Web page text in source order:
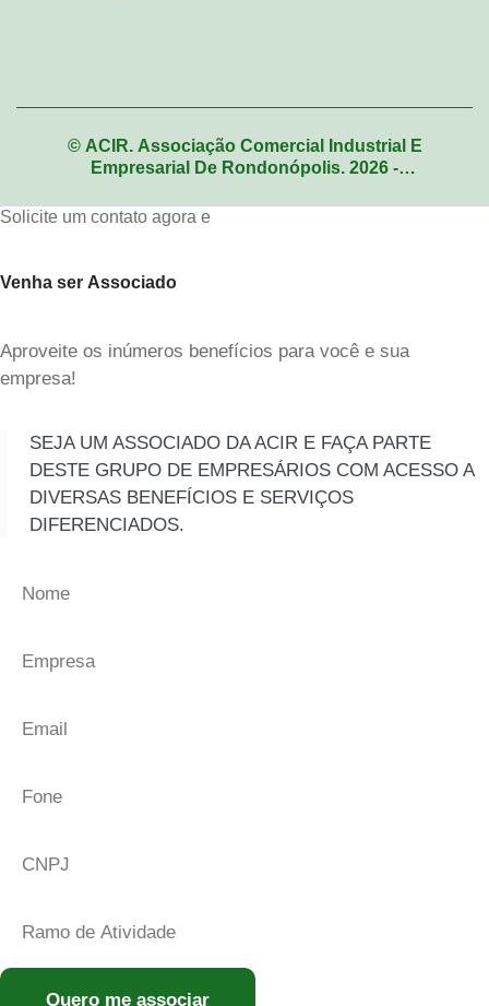
© ACIR. Associação Comercial Industrial E
Empresarial De Rondonópolis. 2026 -
Solicite um contato agora e
Venha ser Associado
Aproveite os inúmeros benefícios para você e sua
empresa!
SEJA UM ASSOCIADO DA ACIR E FAÇA PARTE
DESTE GRUPO DE EMPRESÁRIOS COM ACESSO A
DIVERSAS BENEFÍCIOS E SERVIÇOS
DIFERENCIADOS.
Quero me associar